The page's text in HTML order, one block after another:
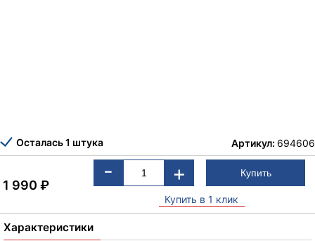
Осталась 1 штука Артикул: 694606
1 990₽
- +
Купить в 1 клик
Характеристики